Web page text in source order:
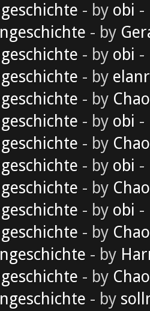
- by obi -
- by
- by obi -
- by
- by
- by obi -
- by
- by obi -
- by
- by obi -
- by
- by
- by
- by